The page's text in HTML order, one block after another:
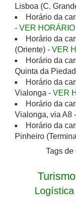
Lisboa (C.
Horário da
- VER HORÁRIO
Horário da
(Oriente) - VER
Horário da
Quinta da
Horário da
Vialonga - VER
Horário da
Vialonga, via A8 -
Horário da
Pinheiro
Tags
Logística